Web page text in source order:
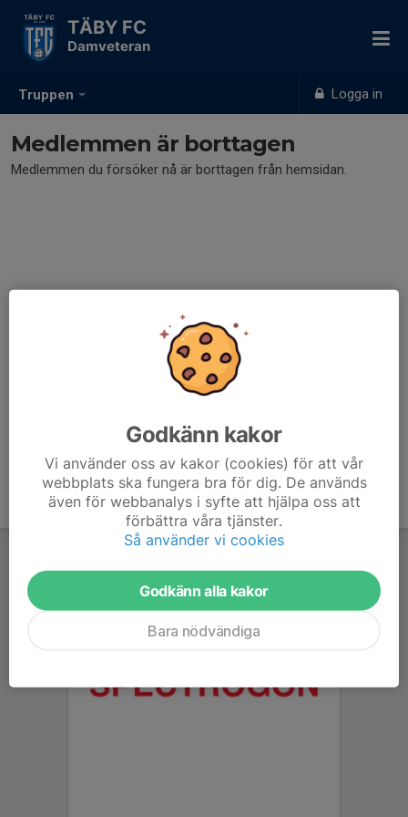
Truppen Logga in
TÄBY FC
Damveteran
Medlemmen är borttagen
Medlemmen du försöker nå är borttagen från hemsidan.
Godkänn kakor
Vi använder oss av kakor (cookies) för att vår
webbplats ska fungera bra för dig. De används
även för webbanalys i syfte att hjälpa oss att
förbättra våra tjänster.
Så använder vi cookies
Godkänn alla kakor
Bara nödvändiga